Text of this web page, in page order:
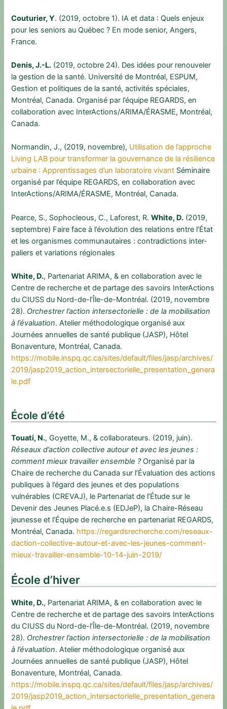
Couturier, Y. (2019, octobre 1). IA et data : Quels enjeux
pour les seniors au Québec ? En mode senior, Angers,
France.
Denis, J.-L. (2019, octobre 24). Des idées pour renouveler
la gestion de la santé. Université de Montréal, ESPUM,
Gestion et politiques de la santé, activités spéciales,
Montréal, Canada. Organisé par l’équipe REGARDS, en
collaboration avec InterActions/ARIMA/ÉRASME, Montréal,
Canada.
Normandin, J., (2019, novembre), Utilisation de l’approche
Living LAB pour transformer la gouvernance de la résilience
urbaine : Apprentissages d’un laboratoire vivant Séminaire
organisé par l’équipe REGARDS, en collaboration avec
InterActions/ARIMA/ÉRASME, Montréal, Canada.
Pearce, S., Sophocleous, C., Laforest, R.White, D. (2019,
septembre) Faire face à l’évolution des relations entre l’État
et les organismes communautaires : contradictions inter-
paliers et variations régionales
White, D., Partenariat ARIMA, & en collaboration avec le
Centre de recherche et de partage des savoirs InterActions
du CIUSS du Nord-de-l’Île-de-Montréal. (2019, novembre
28). Orchestrer l’action intersectorielle : de la mobilisation
à l’évaluation. Atelier méthodologique organisé aux
Journées annuelles de santé publique (JASP), Hôtel
Bonaventure, Montréal, Canada.
https://mobile.inspq.qc.ca/sites/default/files/jasp/archives/
2019/jasp2019_action_intersectorielle_presentation_genera
le.pdf
École d’été
Touati, N., Goyette, M., & collaborateurs. (2019, juin).
Réseaux d’action collective autour et avec les jeunes :
comment mieux travailler ensemble ? Organisé par la
Chaire de recherche du Canada sur l’Évaluation des actions
publiques à l’égard des jeunes et des populations
vulnérables (CREVAJ), le Partenariat de l’Étude sur le
Devenir des Jeunes Placé.e.s (EDJeP), la Chaire-Réseau
jeunesse et l’Équipe de recherche en partenariat REGARDS,
Montréal, Canada. https://regardsrecherche.com/reseaux-
daction-collective-autour-et-avec-les-jeunes-comment-
mieux-travailler-ensemble-10-14-juin-2019/
École d’hiver
White, D., Partenariat ARIMA, & en collaboration avec le
Centre de recherche et de partage des savoirs InterActions
du CIUSS du Nord-de-l’Île-de-Montréal. (2019, novembre
28). Orchestrer l’action intersectorielle : de la mobilisation
à l’évaluation. Atelier méthodologique organisé aux
Journées annuelles de santé publique (JASP), Hôtel
Bonaventure, Montréal, Canada.
https://mobile.inspq.qc.ca/sites/default/files/jasp/archives/
2019/jasp2019_action_intersectorielle_presentation_genera